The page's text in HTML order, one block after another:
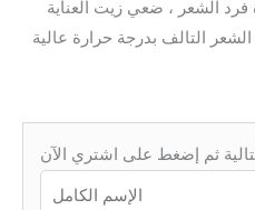
فرد الشعر ، ضعي زيت العناية
التالف بدرجة حرارة عالية
ثم إضغط على اشتري الآن